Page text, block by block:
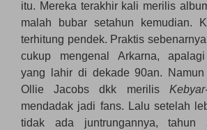
itu. Mereka terakhir kali merilis
malah bubar setahun kemudian.
terhitung pendek. Praktis
cukup mengenal Arkarna, apalagi
yang lahir di dekade 90an. Namun
Ollie Jacobs dkk merilis
mendadak jadi fans. Lalu setelah
tidak ada juntrungannya,